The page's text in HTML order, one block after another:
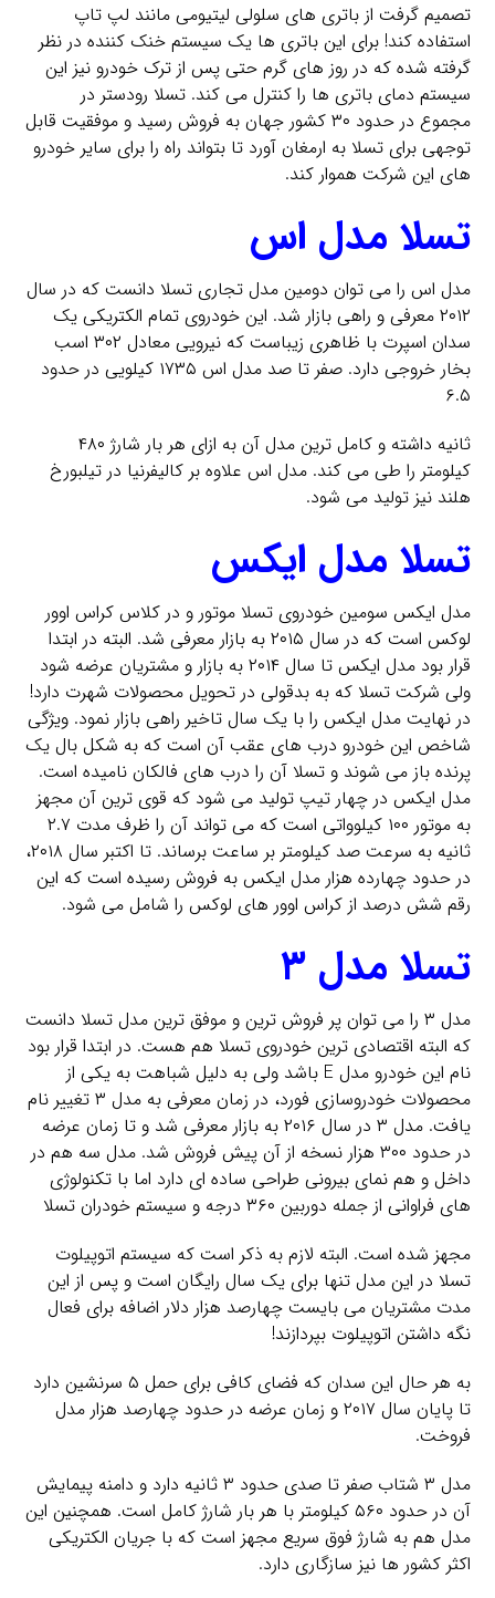
تصمیم گرفت از باتری های سلولی لیتیومی مانند لپ تاپ
استفاده کند! برای این باتری ها یک سیستم خنک کننده در نظر
گرفته شده که در روز های گرم حتی پس از ترک خودرو نیز این
سیستم دمای باتری ها را کنترل می کند. تسلا رودستر در
مجموع در حدود ۳۰ کشور جهان به فروش رسید و موفقیت قابل
توجهی برای تسلا به ارمغان آورد تا بتواند راه را برای سایر خودرو
های این شرکت هموار کند.
تسلا مدل اس
مدل اس را می توان دومین مدل تجاری تسلا دانست که در سال
۲۰۱۲ معرفی و راهی بازار شد. این خودروی تمام الکتریکی یک
سدان اسپرت با ظاهری زیباست که نیرویی معادل ۳۰۲ اسب
بخار خروجی دارد. صفر تا صد مدل اس ۱۷۳۵ کیلویی در حدود
۶.۵
ثانیه داشته و کامل ترین مدل آن به ازای هر بار شارژ ۴۸۰
کیلومتر را طی می کند. مدل اس علاوه بر کالیفرنیا در تیلبورخ
هلند نیز تولید می شود.
تسلا مدل ایکس
مدل ایکس سومین خودروی تسلا موتور و در کلاس کراس اوور
لوکس است که در سال ۲۰۱۵ به بازار معرفی شد. البته در ابتدا
قرار بود مدل ایکس تا سال ۲۰۱۴ به بازار و مشتریان عرضه شود
ولی شرکت تسلا که به بدقولی در تحویل محصولات شهرت دارد!
در نهایت مدل ایکس را با یک سال تاخیر راهی بازار نمود. ویژگی
شاخص این خودرو درب های عقب آن است که به شکل بال یک
پرنده باز می شوند و تسلا آن را درب های فالکان نامیده است.
مدل ایکس در چهار تیپ تولید می شود که قوی ترین آن مجهز
به موتور ۱۰۰ کیلوواتی است که می تواند آن را ظرف مدت ۲.۷
ثانیه به سرعت صد کیلومتر بر ساعت برساند. تا اکتبر سال ۲۰۱۸،
در حدود چهارده هزار مدل ایکس به فروش رسیده است که این
رقم شش درصد از کراس اوور های لوکس را شامل می شود.
تسلا مدل ۳
مدل ۳ را می توان پر فروش ترین و موفق ترین مدل تسلا دانست
که البته اقتصادی ترین خودروی تسلا هم هست. در ابتدا قرار بود
نام این خودرو مدل E باشد ولی به دلیل شباهت به یکی از
محصولات خودروسازی فورد، در زمان معرفی به مدل ۳ تغییر نام
یافت. مدل ۳ در سال ۲۰۱۶ به بازار معرفی شد و تا زمان عرضه
در حدود ۳۰۰ هزار نسخه از آن پیش فروش شد. مدل سه هم در
داخل و هم نمای بیرونی طراحی ساده ای دارد اما با تکنولوژی
های فراوانی از جمله دوربین ۳۶۰ درجه و سیستم خودران تسلا
مجهز شده است. البته لازم به ذکر است که سیستم اتوپیلوت
تسلا در این مدل تنها برای یک سال رایگان است و پس از این
مدت مشتریان می بایست چهارصد هزار دلار اضافه برای فعال
نگه داشتن اتوپیلوت بپردازند!
به هر حال این سدان که فضای کافی برای حمل ۵ سرنشین دارد
تا پایان سال ۲۰۱۷ و زمان عرضه در حدود چهارصد هزار مدل
فروخت.
مدل ۳ شتاب صفر تا صدی حدود ۳ ثانیه دارد و دامنه پیمایش
آن در حدود ۵۶۰ کیلومتر با هر بار شارژ کامل است. همچنین این
مدل هم به شارژ فوق سریع مجهز است که با جریان الکتریکی
اکثر کشور ها نیز سازگاری دارد.